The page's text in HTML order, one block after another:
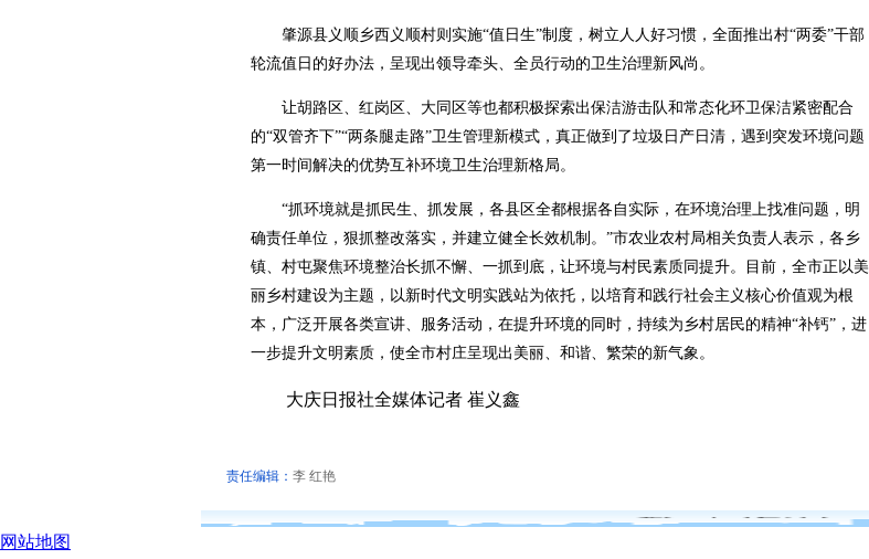
肇源县义顺乡西义顺村则实施“值日生”制度，树立人人好习惯，全面推出村“两委”干部
轮流值日的好办法，呈现出领导牵头、全员行动的卫生治理新风尚。
让胡路区、红岗区、大同区等也都积极探索出保洁游击队和常态化环卫保洁紧密配合
的“双管齐下”“两条腿走路”卫生管理新模式，真正做到了垃圾日产日清，遇到突发环境问题
第一时间解决的优势互补环境卫生治理新格局。
“抓环境就是抓民生、抓发展，各县区全都根据各自实际，在环境治理上找准问题，明
确责任单位，狠抓整改落实，并建立健全长效机制。”市农业农村局相关负责人表示，各乡
镇、村屯聚焦环境整治长抓不懈、一抓到底，让环境与村民素质同提升。目前，全市正以美
丽乡村建设为主题，以新时代文明实践站为依托，以培育和践行社会主义核心价值观为根
本，广泛开展各类宣讲、服务活动，在提升环境的同时，持续为乡村居民的精神“补钙”，进
一步提升文明素质，使全市村庄呈现出美丽、和谐、繁荣的新气象。
大庆日报社全媒体记者 崔义鑫
责任编辑： 李 红艳
网站地图